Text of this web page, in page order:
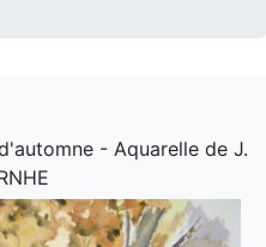
- Aquarelle de J.